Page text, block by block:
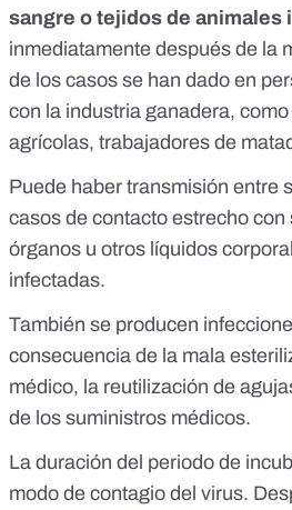
sangre o tejidos de animales
inmediatamente después de la
de los casos se han dado en
con la industria ganadera,
agrícolas, trabajadores de
Puede haber transmisión entre
casos de contacto estrecho
órganos u otros líquidos
infectadas.
También se producen
consecuencia de la mala
médico, la reutilización de
de los suministros médicos.
La duración del periodo de
modo de contagio del virus.